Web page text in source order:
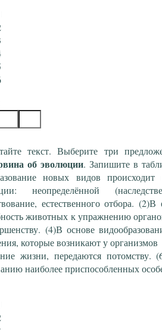
текст. Выберите три
об эволюции. Запишите в
новых видов
неопределённой
естественного отбора.
животных к упражнению
(4)В основе
которые возникают у организмов
жизни, передаются потомству.
наиболее приспособленных